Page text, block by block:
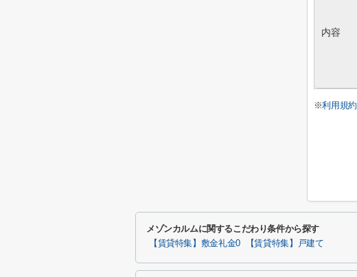
内容
※利用規約
メゾンカルムに関するこだわり条件から探す
【賃貸特集】敷金礼金0 【賃貸特集】戸建て